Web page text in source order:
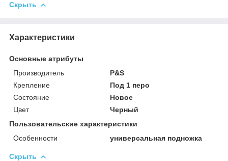
Скрыть
Характеристики
Основные атрибуты
Производитель
P&S
Крепление
Под 1 перо
Состояние
Новое
Цвет
Черный
Пользовательские характеристики
Особенности
универсальная подножка
Скрыть